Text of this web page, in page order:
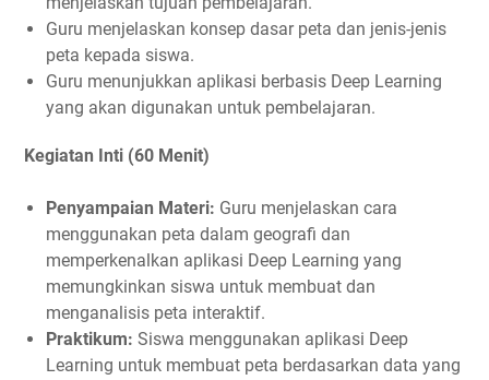
Guru menjelaskan konsep dasar peta dan jenis-jenis
peta kepada siswa.
Guru menunjukkan aplikasi berbasis Deep Learning
yang akan digunakan untuk pembelajaran.
Kegiatan Inti (60 Menit)
Penyampaian Materi: Guru menjelaskan cara
menggunakan peta dalam geografi dan
memperkenalkan aplikasi Deep Learning yang
memungkinkan siswa untuk membuat dan
menganalisis peta interaktif.
Praktikum: Siswa menggunakan aplikasi Deep
Learning untuk membuat peta berdasarkan data yang